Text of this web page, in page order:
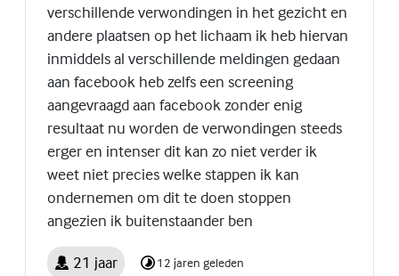
verschillende verwondingen in het gezicht en
andere plaatsen op het lichaam ik heb hiervan
inmiddels al verschillende meldingen gedaan
aan facebook heb zelfs een screening
aangevraagd aan facebook zonder enig
resultaat nu worden de verwondingen steeds
erger en intenser dit kan zo niet verder ik
weet niet precies welke stappen ik kan
ondernemen om dit te doen stoppen
angezien ik buitenstaander ben
21 jaar 12 jaren geleden